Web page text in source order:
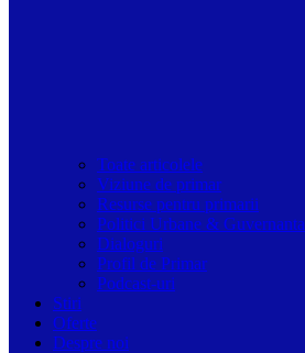
Toate articolele
Viziune de primar
Resurse pentru primarii
Politici Urbane & Guvernanta
Dialoguri
Profil de Primar
Podcast-uri
Stiri
Oferte
Despre noi